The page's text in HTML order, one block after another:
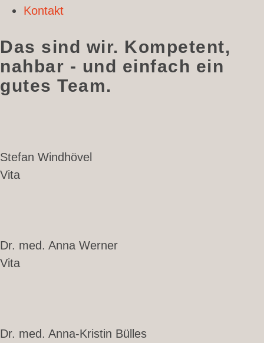
Kontakt
Das sind wir. Kompetent,
nahbar - und einfach ein
gutes Team.
Stefan Windhövel
Vita
Dr. med. Anna Werner
Vita
Dr. med. Anna-Kristin Bülles